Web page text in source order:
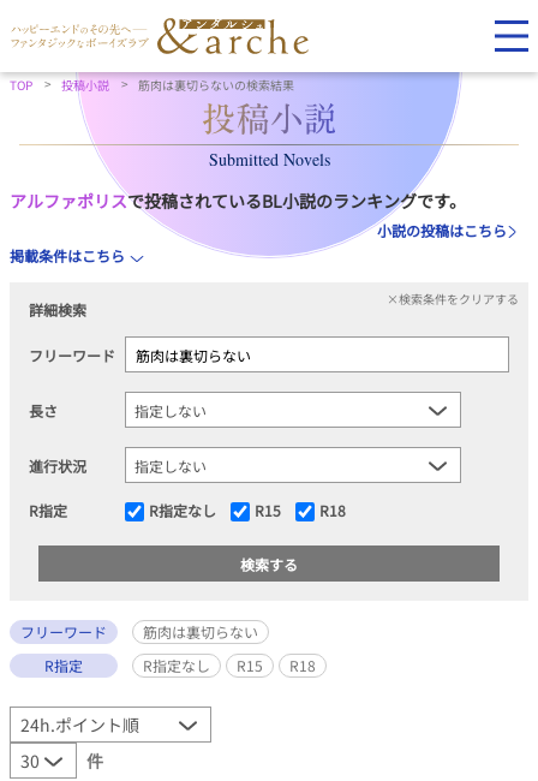
TOP 投稿小説 筋肉は裏切らないの検索結果
Submitted Novels
アルファポリスで投稿されているBL小説のランキングです。
小説の投稿はこちら
掲載条件はこちら
詳細検索
×検索条件をクリアする
フリーワード
長さ
進行状況
R指定 R指定なし R15 R18
フリーワード
筋肉は裏切らない
R指定
R指定なし R15 R18
件